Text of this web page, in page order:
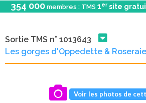
354 000 membres : TMS 1er site
Sortie TMS n° 1013643
Les gorges d'Oppedette &
Voir les photos de